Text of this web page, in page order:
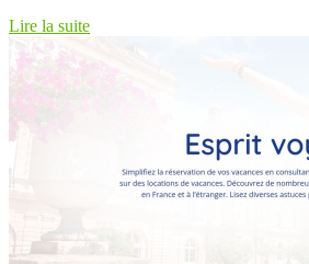
Lire la suite